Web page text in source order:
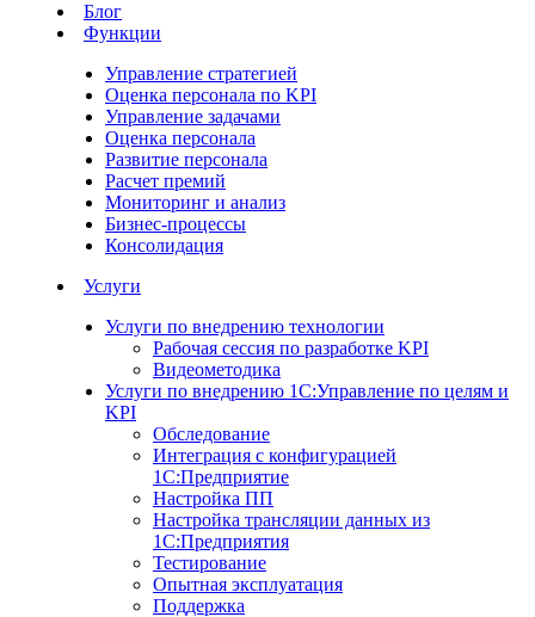
Блог
Функции
Управление стратегией
Оценка персонала по KPI
Управление задачами
Оценка персонала
Развитие персонала
Расчет премий
Мониторинг и анализ
Бизнес-процессы
Консолидация
Услуги
Услуги по внедрению технологии
Рабочая сессия по разработке KPI
Видеометодика
Услуги по внедрению 1С:Управление по целям и
KPI
Обследование
Интеграция с конфигурацией
1С:Предприятие
Настройка ПП
Настройка трансляции данных из
1С:Предприятия
Тестирование
Опытная эксплуатация
Поддержка